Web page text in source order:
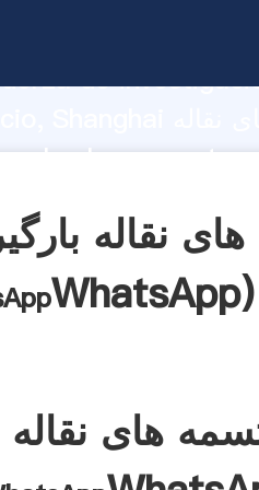
de
WhatsApp)
های نقاله